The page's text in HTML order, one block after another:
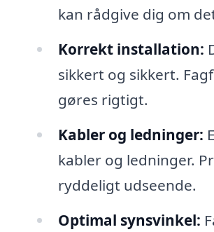
kan rådgive dig om
Korrekt installation:
sikkert og sikkert.
gøres rigtigt.
Kabler og ledninger:
kabler og ledninger.
ryddeligt udseende.
Optimal synsvinkel: